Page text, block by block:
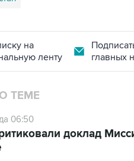
на
ленту
главных
ТЕМЕ
06:50
доклад